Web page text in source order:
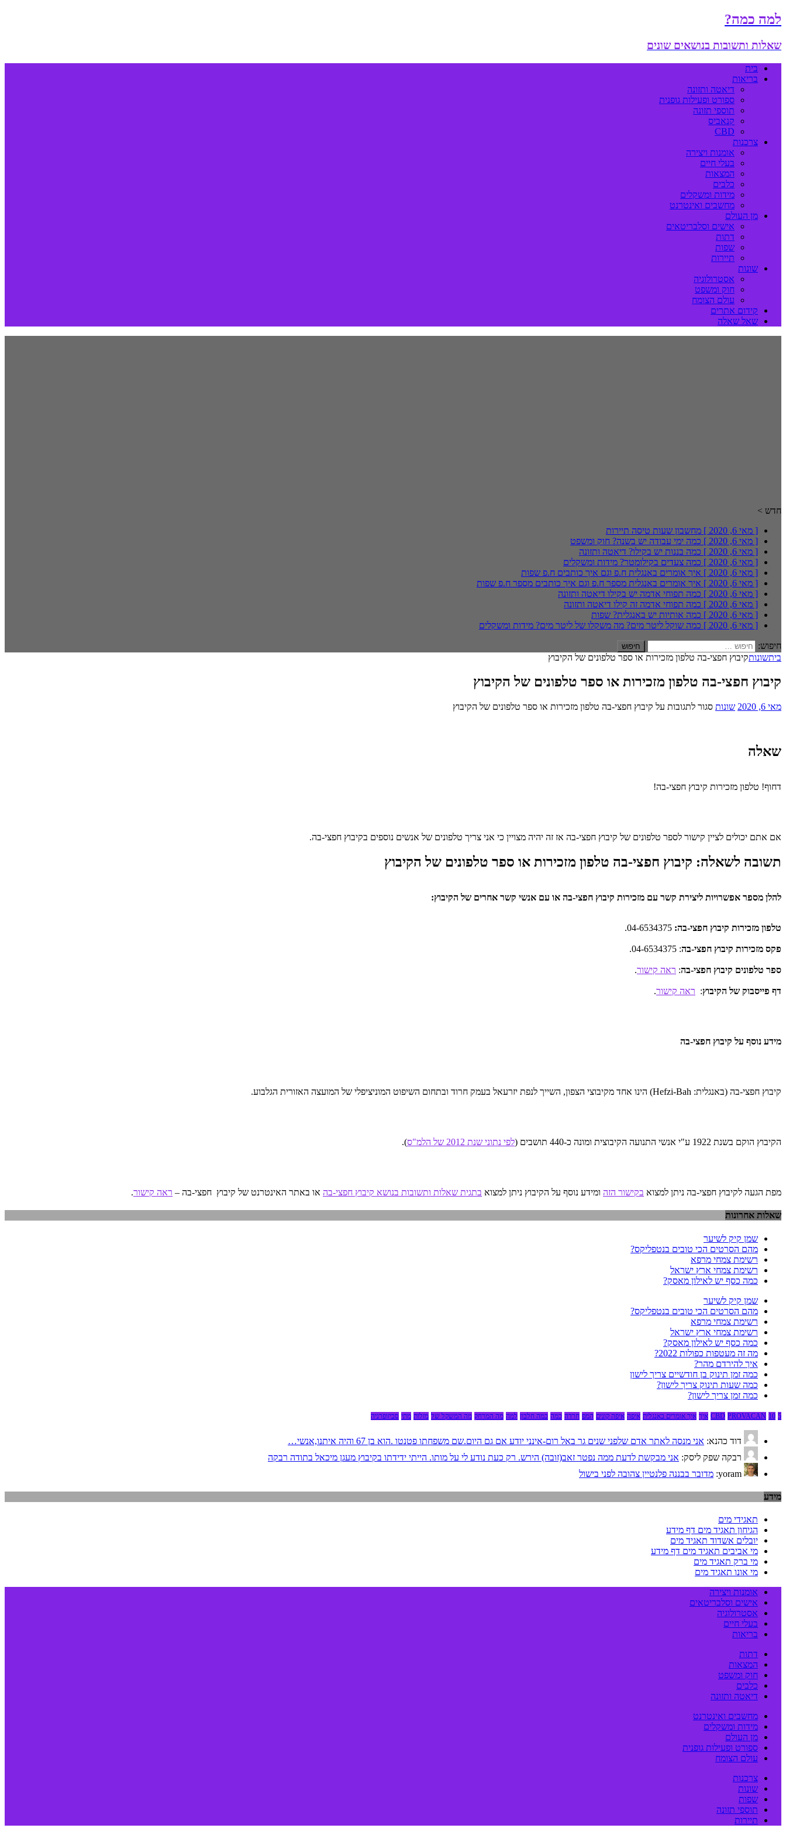
למה כמה?
שאלות ותשובות בנושאים שונים
בית
בריאות
דיאטה ותזונה
ספורט ופעילות גופנית
תוספי תזונה
קנאביס
CBD
צרכנות
אומנות ויצירה
בעלי חיים
המצאות
כלבים
מידות ומשקלים
מחשבים ואינטרנט
מן העולם
אישים וסלבריטאים
דתות
שפות
תיירות
שונות
אסטרולוגיה
חוק ומשפט
עולם הצומח
קידום אתרים
שאל שאלה
חדש >
[ מאי 6, 2020 ]
מחשבון שעות טיסה תיירות
[ מאי 6, 2020 ]
כמה ימי עבודה יש בשנה? חוק ומשפט
[ מאי 6, 2020 ]
כמה בננות יש בקילו? דיאטה ותזונה
[ מאי 6, 2020 ]
כמה צעדים בקילומטר? מידות ומשקלים
[ מאי 6, 2020 ]
איך אומרים באנגלית ח.פ וגם איך כותבים ח.פ שפות
[ מאי 6, 2020 ]
איך אומרים באנגלית מספר ח.פ וגם איך כותבים מספר ח.פ שפות
[ מאי 6, 2020 ]
כמה תפוחי אדמה יש בקילו דיאטה ותזונה
[ מאי 6, 2020 ]
כמה תפוחי אדמה זה קילו דיאטה ותזונה
[ מאי 6, 2020 ]
כמה אותיות יש באנגלית? שפות
[ מאי 6, 2020 ]
כמה שוקל ליטר מים? מה משקלו של ליטר מים? מידות ומשקלים
חיפוש:
ביתשונותקיבוץ חפצי-בה טלפון מזכירות או ספר טלפונים של הקיבוץ
קיבוץ חפצי-בה טלפון מזכירות או ספר טלפונים של הקיבוץ
מאי 6, 2020 שונות סגור לתגובות על קיבוץ חפצי-בה טלפון מזכירות או ספר טלפונים של הקיבוץ
שאלה
דחוף! טלפון מזכירות קיבוץ חפצי-בה!
אם אתם יכולים לציין קישור לספר טלפונים של קיבוץ חפצי-בה אז זה יהיה מצויין כי אני צריך טלפונים של אנשים נוספים בקיבוץ חפצי-בה.
תשובה לשאלה: קיבוץ חפצי-בה טלפון מזכירות או ספר טלפונים של הקיבוץ
להלן מספר אפשרויות ליצירת קשר עם מזכירות קיבוץ חפצי-בה או עם אנשי קשר אחרים של הקיבוץ:
טלפון מזכירות קיבוץ חפצי-בה: 04-6534375.
פקס מזכירות קיבוץ חפצי-בה: 04-6534375.
ספר טלפונים קיבוץ חפצי-בה: ראה קישור.
דף פייסבוק של הקיבוץ: ראה קישור.
מידע נוסף על קיבוץ חפצי-בה
קיבוץ חפצי-בה (באנגלית: Hefzi-Bah) הינו אחד מקיבוצי הצפון, השייך לנפת יזרעאל בעמק חרוד ובתחום השיפוט המוניציפלי של המועצה האזורית הגלבוע.
הקיבוץ הוקם בשנת 1922 ע"י אנשי התנועה הקיבוצית ומונה כ-440 תושבים ( לפי נתוני שנת 2012 של הלמ"ס ).
מפת הגעה לקיבוץ חפצי-בה ניתן למצוא בקישור הזה ומידע נוסף על הקיבוץ ניתן למצוא בתגית שאלות ותשובות בנושא קיבוץ חפצי-בה או באתר האינטרנט של קיבוץ חפצי-בה – ראה קישור.
שאלות אחרונות
שמן קיק לשיער
מהם הסרטים הכי טובים בנטפליקס?
רשימת צמחי מרפא
רשימת צמחי ארץ ישראל
כמה כסף יש לאילון מאסק?
שמן קיק לשיער
מהם הסרטים הכי טובים בנטפליקס?
רשימת צמחי מרפא
רשימת צמחי ארץ ישראל
כמה כסף יש לאילון מאסק?
מה זה מעטפות כפולות 2022?
איך להירדם מהר?
כמה זמן תינוק בן חודשיים צריך לישון
כמה שעות תינוק צריך לישון?
כמה זמן צריך לישון?
5
10
CBD PROVACAN איך איך אומרים באנגלית איפה איפה קונים המפ חרדה כמה כמה חלבון למה מה המרחק מה המשקל של מזלות מתי סכיזופרניה
דוד כהנא: אני מנסה לאתר אדם שלפני שנים גר באל רום-אינני יודע אם גם היום.שם משפחתו פטנטו .הוא בן 67 והיה איתנו,אנשי…
רבקה שפק ליסק: אני מבקשת לדעת ממה נפטר זאב(זובה) הירש. רק כעת נודע לי על מותו. הייתי ידידתו בקיבוץ מעגן מיכאל בתודה רבקה
yoram: מדובר בבננה פלנטיין צהובה לפני בישול
מידע
תאגידי מים
הגיחון תאגיד מים דף מידע
יובלים אשדוד תאגיד מים
מי אביבים תאגיד מים דף מידע
מי ברק תאגיד מים
מי אונו תאגיד מים
אומנות ויצירה
אישים וסלבריטאים
אסטרולוגיה
בעלי חיים
בריאות
דתות
המצאות
חוק ומשפט
כלבים
דיאטה ותזונה
מחשבים ואינטרנט
מידות ומשקלים
מן העולם
ספורט ופעילות גופנית
עולם הצומח
צרכנות
שונות
שפות
תוספי תזונה
תיירות